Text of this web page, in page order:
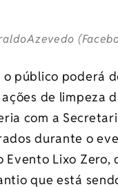
o público poderá
de limpeza
com a
durante o
Lixo
que está